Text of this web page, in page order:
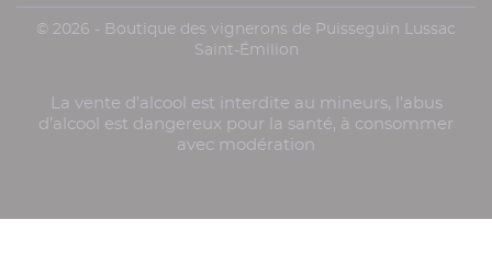
© 2026 - Boutique des vignerons de Puisseguin Lussac
Saint-Émilion
La vente d’alcool est interdite au mineurs, l’abus
d’alcool est dangereux pour la santé, à consommer
avec modération